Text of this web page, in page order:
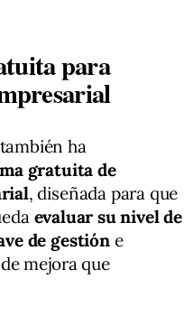
para
ha
gratuita de
, diseñada para que
evaluar su nivel de
de gestióne
mejora que